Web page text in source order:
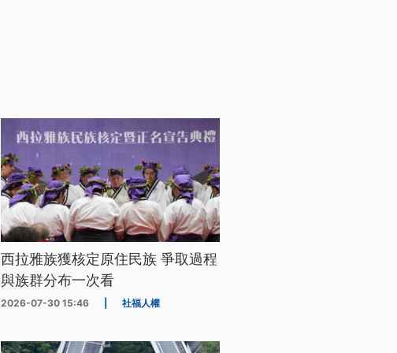
西拉雅族獲核定原住民族 爭取過程
與族群分布一次看
2026-07-30 15:46 社福人權